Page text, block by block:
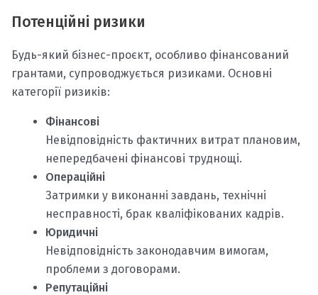
Потенційні ризики
Будь-який бізнес-проєкт, особливо фінансований
грантами, супроводжується ризиками. Основні
категорії ризиків:
Фінансові
Невідповідність фактичних витрат плановим,
непередбачені фінансові труднощі.
Операційні
Затримки у виконанні завдань, технічні
несправності, брак кваліфікованих кадрів.
Юридичні
Невідповідність законодавчим вимогам,
проблеми з договорами.
Репутаційні